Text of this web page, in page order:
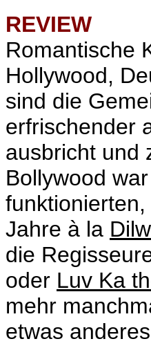
REVIEW
Romantische
Hollywood,
sind die
erfrischender
ausbricht und
Bollywood
Jahre à la
die
oder Luv Ka
mehr
etwas